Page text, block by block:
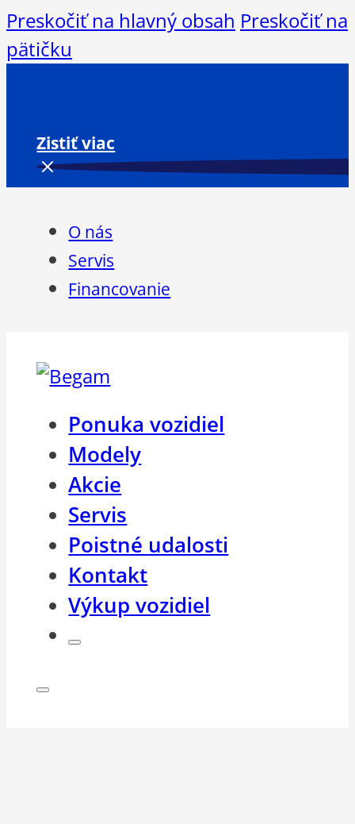
Preskočiť na hlavný obsah Preskočiť na
pätičku
Zistiť viac
O nás
Servis
Financovanie
Ponuka vozidiel
Modely
Akcie
Servis
Poistné udalosti
Kontakt
Výkup vozidiel